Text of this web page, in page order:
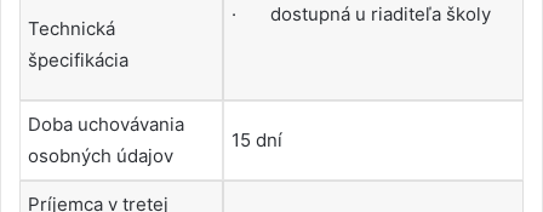
Technická
špecifikácia
· dostupná u riaditeľa školy
Doba uchovávania
osobných údajov
15 dní
Príjemca v tretej